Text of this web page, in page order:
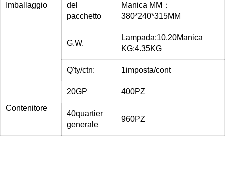
Imballaggio
del
pacchetto
Manica MM：
380*240*315MM
G.W.
Lampada:10.20Manica
KG:4.35KG
Q'ty/ctn: 1imposta/cont
Contenitore
20GP 400PZ
40quartier
generale
960PZ